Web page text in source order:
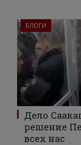
БЛОГИ
Дело
решение
всех нас